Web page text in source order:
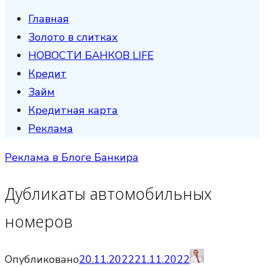
Главная
Золото в слитках
НОВОСТИ БАНКОВ LIFE
Кредит
Займ
Кредитная карта
Реклама
Реклама в Блоге Банкира
Дубликаты автомобильных
номеров
Опубликовано20.11.202221.11.2022